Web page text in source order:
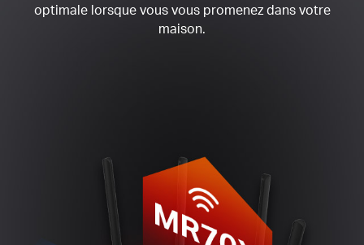
optimale lorsque vous vous promenez dans votre
maison.